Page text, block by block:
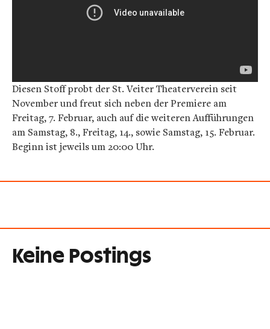
Diesen Stoff probt der St. Veiter Theaterverein seit
November und freut sich neben der Premiere am
Freitag, 7. Februar, auch auf die weiteren Aufführungen
am Samstag, 8., Freitag, 14., sowie Samstag, 15. Februar.
Beginn ist jeweils um 20:00 Uhr.
Keine Postings